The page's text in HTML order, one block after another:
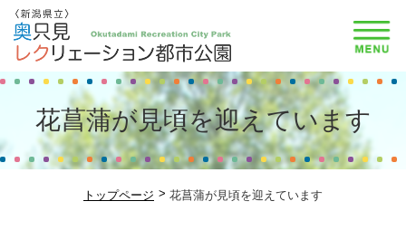
花菖蒲が見頃を迎えています
トップページ 花菖蒲が見頃を迎えています